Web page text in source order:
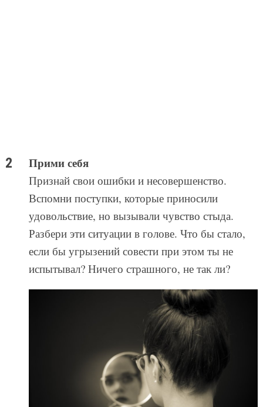
Прими себя
Признай свои ошибки и несовершенство.
Вспомни поступки, которые приносили
удовольствие, но вызывали чувство стыда.
Разбери эти ситуации в голове. Что бы стало,
если бы угрызений совести при этом ты не
испытывал? Ничего страшного, не так ли?